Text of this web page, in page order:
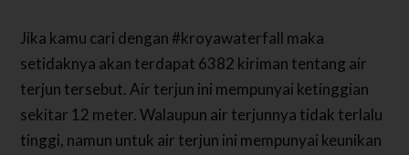
Jika kamu cari dengan #kroyawaterfall maka
setidaknya akan terdapat 6382 kiriman tentang air
terjun tersebut. Air terjun ini mempunyai ketinggian
sekitar 12 meter. Walaupun air terjunnya tidak terlalu
tinggi, namun untuk air terjun ini mempunyai keunikan